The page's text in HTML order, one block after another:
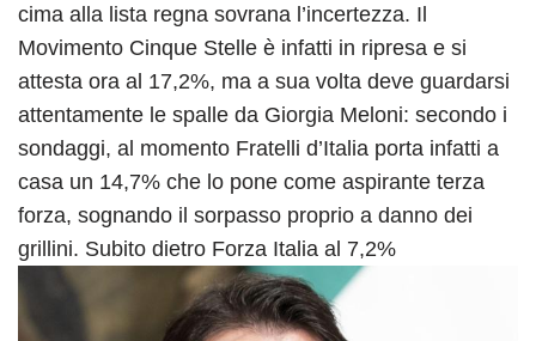
cima alla lista regna sovrana l’incertezza. Il
Movimento Cinque Stelle è infatti in ripresa e si
attesta ora al 17,2%, ma a sua volta deve guardarsi
attentamente le spalle da Giorgia Meloni: secondo i
sondaggi, al momento Fratelli d’Italia porta infatti a
casa un 14,7% che lo pone come aspirante terza
forza, sognando il sorpasso proprio a danno dei
grillini. Subito dietro Forza Italia al 7,2%